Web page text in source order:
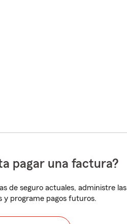
pagar una factura?
de seguro actuales, administre las
y programe pagos futuros.